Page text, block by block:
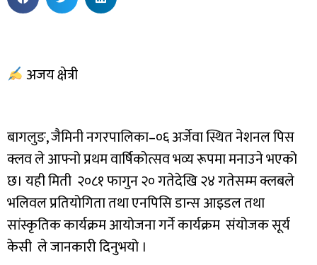
अजय क्षेत्री
बागलुङ, जैमिनी नगरपालिका–०६ अर्जेवा स्थित नेशनल पिस
क्लव ले आफ्नो प्रथम वार्षिकोत्सव भव्य रूपमा मनाउने भएको
छ। यही मिती २०८१ फागुन २० गतेदेखि २४ गतेसम्म क्लबले
भलिवल प्रतियोगिता तथा एनपिसि डान्स आइडल तथा
सांस्कृतिक कार्यक्रम आयोजना गर्ने कार्यक्रम संयोजक सूर्य
केसी ले जानकारी दिनुभयो ।